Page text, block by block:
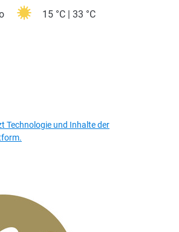
15 °C | 33 °C
Technologie und Inhalte der